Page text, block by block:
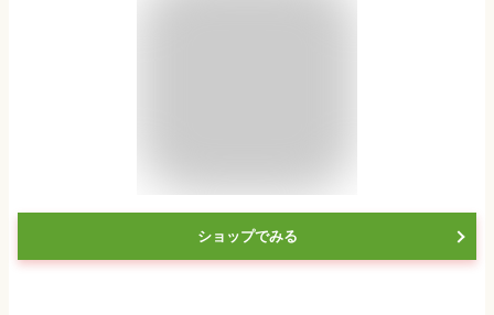
ショップでみる